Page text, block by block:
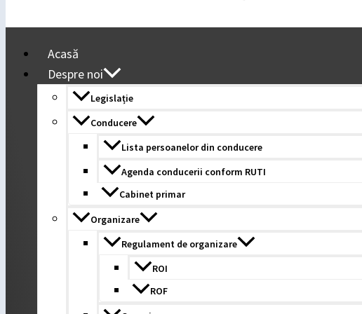
Politica de remunerare
Acasă
Despre noi
Legislație
Conducere
Lista persoanelor din conducere
Agenda conducerii conform RUTI
Cabinet primar
Organizare
Regulament de organizare
ROI
ROF